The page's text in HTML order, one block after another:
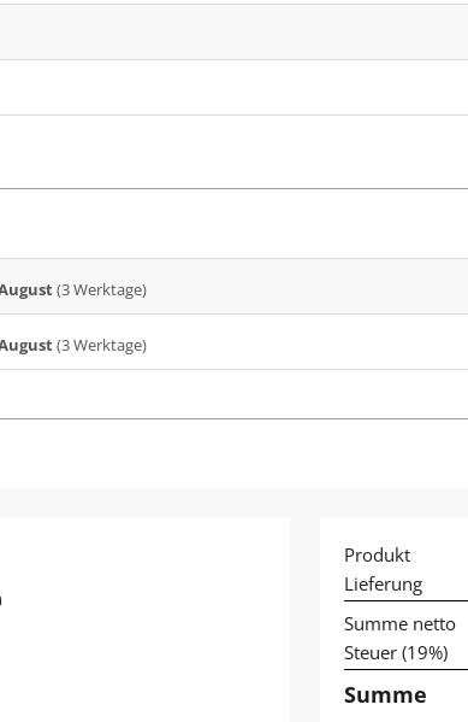
(3 Werktage)
(3 Werktage)
Produkt
Lieferung
Summe netto
Steuer (19%)
Summe